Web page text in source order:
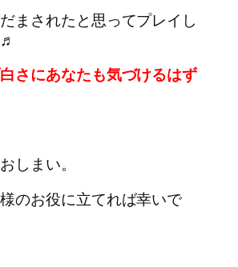
まされたと思ってプレイし
さにあなたも気づけるはず
しまい。
のお役に立てれば幸いで